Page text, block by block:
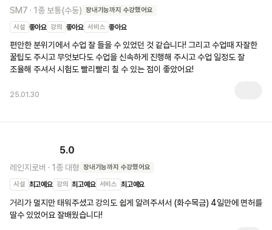
SM7 · 1종 보통(수동) 장내기능까지 수강했어요
시설 좋아요 강의 좋아요 서비스 좋아요
편안한 분위기에서 수업 잘 들을 수 있었던 것 같습니다! 그리고 수업때 자잘한
꿀팁도 주시고 무엇보다도 수업을 신속하게 진행해 주시고 수업 일정도 잘
조율해 주셔서 시험도 빨리빨리 칠 수 있는 점이 좋았어요!
25.01.30
5.0
레인지로버 · 1종 대형 장내기능까지 수강했어요
시설 최고예요 강의 최고예요 서비스 최고예요
거리가 멀지만 태워주셨고 강의도 쉽게 알려주셔서 (화수목금) 4일만에 면허를
딸수 있었어요 잘배웠습니다!